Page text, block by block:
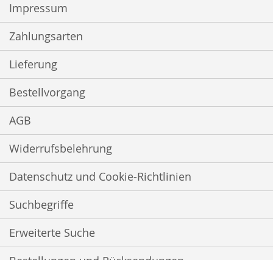
Impressum
Zahlungsarten
Lieferung
Bestellvorgang
AGB
Widerrufsbelehrung
Datenschutz und Cookie-Richtlinien
Suchbegriffe
Erweiterte Suche